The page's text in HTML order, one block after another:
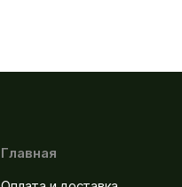
Главная